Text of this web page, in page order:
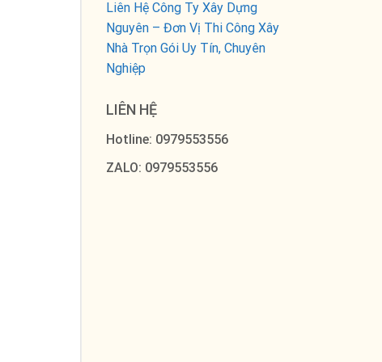
Liên Hệ Công Ty Xây Dựng
Nguyên – Đơn Vị Thi Công Xây
Nhà Trọn Gói Uy Tín, Chuyên
Nghiệp
LIÊN HỆ
Hotline: 0979553556
ZALO: 0979553556